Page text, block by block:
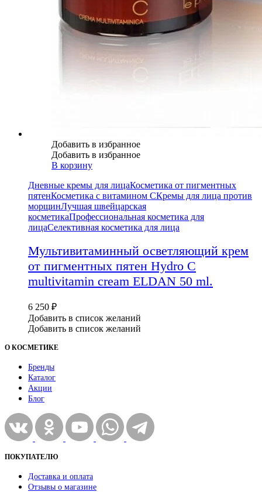
Добавить в избранное
Добавить в избранное
В корзину
Дневные кремы для лицаКосметика от пигментных
пятенКосметика с витамином СКремы для лица против
морщинЛучшая швейцарская
косметикаПрофессиональная косметика для
лицаСелективная косметика для лица
Мультивитаминный осветляющий крем
от пигментных пятен Hydro C
multivitamin cream ELDAN 50 ml.
6 250 ₽
Добавить в список желаний
Добавить в список желаний
О КОСМЕТИКЕ
Бренды
Каталог
Акции
Блог
ПОКУПАТЕЛЮ
Доставка и оплата
Отзывы о магазине